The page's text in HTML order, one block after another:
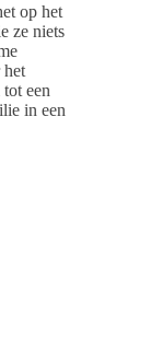
op het
ze niets
het
een
in een